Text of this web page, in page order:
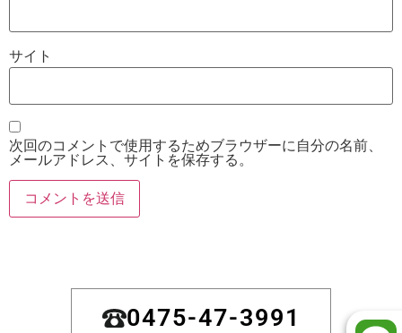
サイト
次回のコメントで使用するためブラウザーに自分の名前、
メールアドレス、サイトを保存する。
0475-47-3991